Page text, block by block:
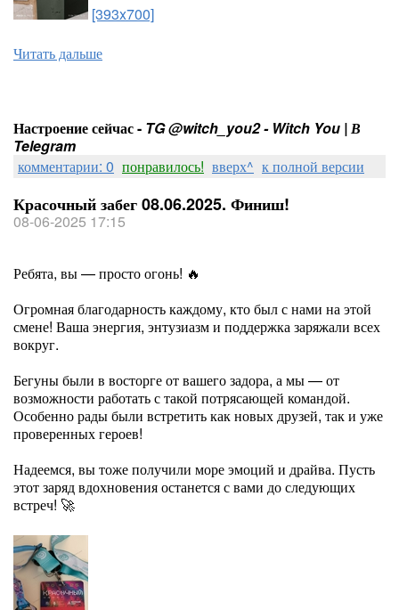
[393x700]
Читать дальше
Настроение сейчас - TG @witch_you2 - Witch You | В
Telegram
комментарии: 0 понравилось! вверх^ к полной версии
Красочный забег 08.06.2025. Финиш!
08-06-2025 17:15
Ребята, вы — просто огонь! 🔥
Огромная благодарность каждому, кто был с нами на этой
смене! Ваша энергия, энтузиазм и поддержка заряжали всех
вокруг.
Бегуны были в восторге от вашего задора, а мы — от
возможности работать с такой потрясающей командой.
Особенно рады были встретить как новых друзей, так и уже
проверенных героев!
Надеемся, вы тоже получили море эмоций и драйва. Пусть
этот заряд вдохновения останется с вами до следующих
встреч! 🚀